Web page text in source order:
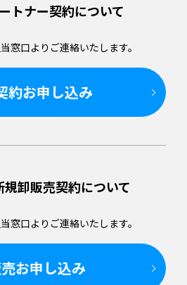
トナー契約について
窓口より ご連絡いたします。
約お申し込み
規卸販売契約について
窓口より ご連絡いたします。
お申し込み